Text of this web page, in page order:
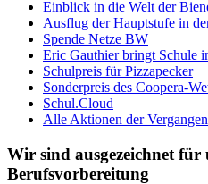
Einblick in die Welt der
Ausflug der Hauptstufe in
Spende Netze BW
Eric Gauthier bringt Schule
Schulpreis für Pizzapecker
Sonderpreis des Coopera-
Schul.Cloud
Alle Aktionen der
Wir sind ausgezeichnet für
Berufsvorbereitung